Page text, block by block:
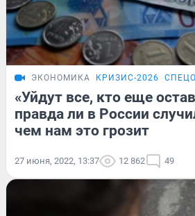
ЭКОНОМИКА КРИЗИС-2026
«Уйдут все, кто еще
правда ли в России
чем нам это грозит
27 июня, 2022, 13:37 12 862 49